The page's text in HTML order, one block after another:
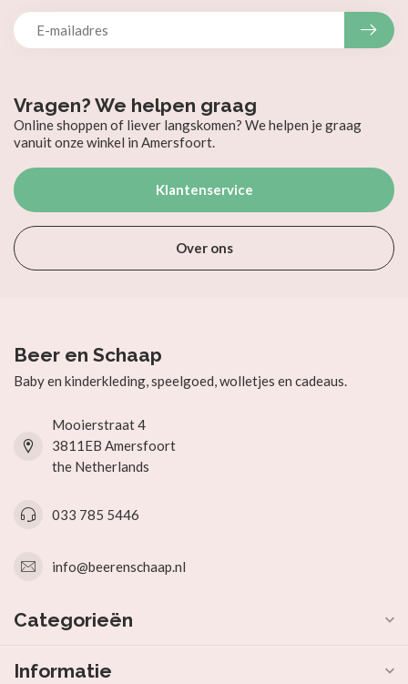
Vragen? We helpen graag
Online shoppen of liever langskomen? We helpen je graag
vanuit onze winkel in Amersfoort.
Klantenservice
Over ons
Beer en Schaap
Baby en kinderkleding, speelgoed, wolletjes en cadeaus.
Mooierstraat 4
3811EB Amersfoort
the Netherlands
033 785 5446
info@beerenschaap.nl
Categorieën
Informatie